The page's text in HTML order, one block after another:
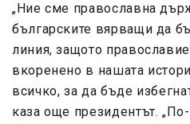
„Ние сме православна
българските вярващи да
линия, защото
вкоренено в нашата
всичко, за да бъде
каза още президентът.